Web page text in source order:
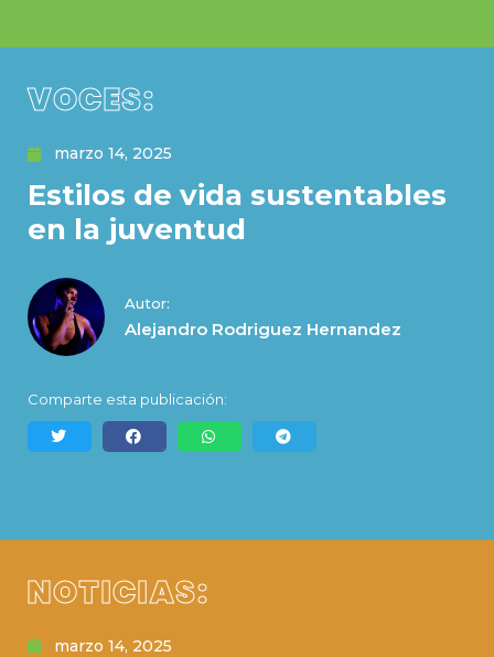
VOCES:
marzo 14, 2025
Estilos de vida sustentables
en la juventud
Autor:
Alejandro Rodriguez Hernandez
Comparte esta publicación:
NOTICIAS:
marzo 14, 2025